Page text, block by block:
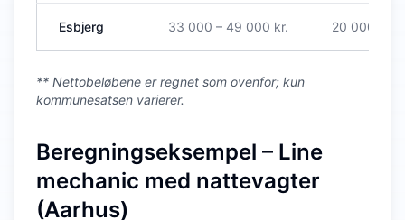
Esbjerg 33 000 – 49 000 kr. 20 000 –
** Nettobeløbene er regnet som ovenfor; kun
kommunesatsen varierer.
Beregningseksempel – Line
mechanic med nattevagter
(Aarhus)